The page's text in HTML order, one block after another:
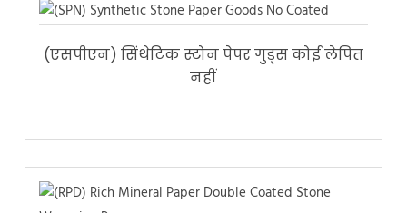
(एसपीएन) सिंथेटिक स्टोन पेपर गुड्स कोई लेपित
नहीं